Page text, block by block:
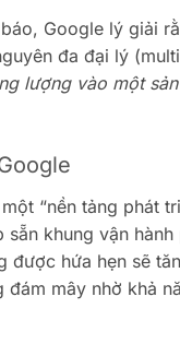
Google lý giải
đa đại lý
lượng vào một
“nền tảng phát
khung vận
được hứa hẹn sẽ
mây nhờ khả